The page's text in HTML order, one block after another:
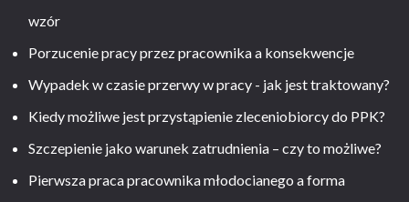
wzór
Porzucenie pracy przez pracownika a konsekwencje
Wypadek w czasie przerwy w pracy - jak jest traktowany?
Kiedy możliwe jest przystąpienie zleceniobiorcy do PPK?
Szczepienie jako warunek zatrudnienia – czy to możliwe?
Pierwsza praca pracownika młodocianego a forma